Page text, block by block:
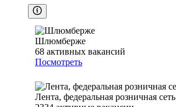
Шлюмберже
68 активных вакансий
Посмотреть
Лента, федеральная розничная сеть